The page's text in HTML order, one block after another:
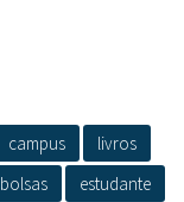
campus
livros
bolsas
estudante